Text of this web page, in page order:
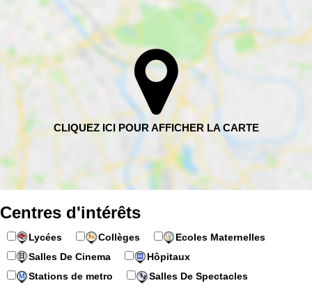
Centres d'intérêts
Lycées Collèges
Ecoles Maternelles
Salles De Cinema
Hôpitaux
Stations de metro
Salles De Spectacles